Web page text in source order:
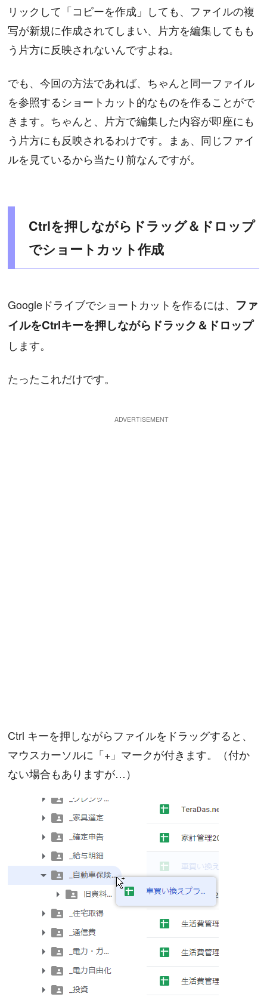
リックして「コピーを作成」しても、ファイルの複
写が新規に作成されてしまい、片方を編集してもも
う片方に反映されないんですよね。
でも、今回の方法であれば、ちゃんと同一ファイル
を参照するショートカット的なものを作ることがで
きます。ちゃんと、片方で編集した内容が即座にも
う片方にも反映されるわけです。まぁ、同じファイ
ルを見ているから当たり前なんですが。
Ctrlを押しながらドラッグ＆ドロップ
でショートカット作成
Googleドライブでショートカットを作るには、 ファ
イルをCtrlキーを押しながらドラック＆ドロップ
します。
たったこれだけです。
Ctrl キーを押しながらファイルをドラッグすると、
マウスカーソルに「+」マークが付きます。（付か
ない場合もありますが…）